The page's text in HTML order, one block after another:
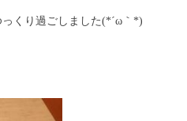
くり過ごしました(*´ω｀*)